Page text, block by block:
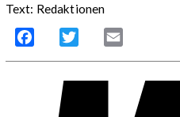
Text: Redaktionen
Facebook Twitter